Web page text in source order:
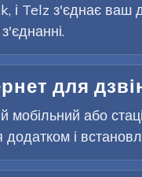
і Telz з'єднає
для
або
і